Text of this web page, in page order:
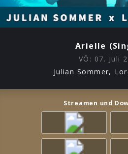
Arielle
VÖ: 07. Juli
Julian Sommer,
Streamen und